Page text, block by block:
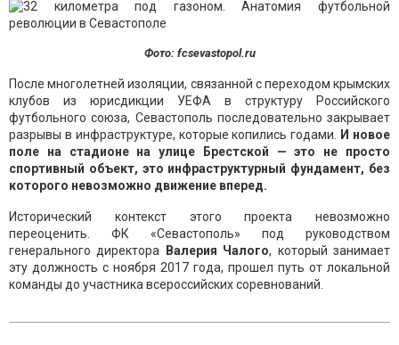
Фото: fcsevastopol.ru
После многолетней изоляции, связанной с переходом крымских
клубов из юрисдикции УЕФА в структуру Российского
футбольного союза, Севастополь последовательно закрывает
разрывы в инфраструктуре, которые копились годами.
И новое
поле на стадионе на улице Брестской — это не просто
спортивный объект, это инфраструктурный фундамент, без
которого невозможно движение вперед.
Исторический контекст этого проекта невозможно
переоценить. ФК «Севастополь» под руководством
генерального директора
Валерия Чалого, который занимает
эту должность с ноября 2017 года, прошел путь от локальной
команды до участника всероссийских соревнований.